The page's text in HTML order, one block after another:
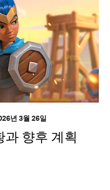
년 3월 26일
향후 계획